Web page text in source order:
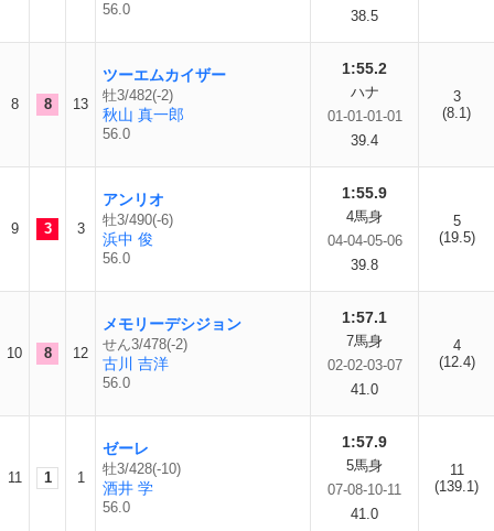
56.0
38.5
8 8 13
ツーエムカイザー
牡3/482(-2)
秋山 真一郎
56.0
1:55.2
ハナ
01-01-01-01
39.4
3
(8.1)
9 3 3
アンリオ
牡3/490(-6)
浜中 俊
56.0
1:55.9
4馬身
04-04-05-06
39.8
5
(19.5)
10 8 12
メモリーデシジョン
せん3/478(-2)
古川 吉洋
56.0
1:57.1
7馬身
02-02-03-07
41.0
4
(12.4)
11 1 1
ゼーレ
牡3/428(-10)
酒井 学
56.0
1:57.9
5馬身
07-08-10-11
41.0
11
(139.1)